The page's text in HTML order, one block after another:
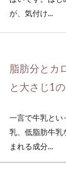
が、気付け...
脂肪分とカ
と大さじ1
一言で牛乳とい
乳、低脂肪牛乳
まれる成分...